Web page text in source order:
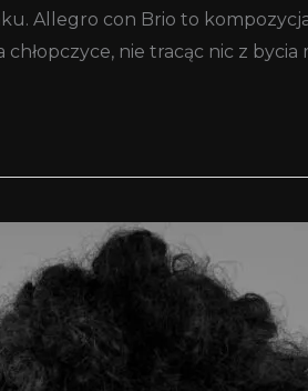
Allegro con Brio to
nie tracąc nic z